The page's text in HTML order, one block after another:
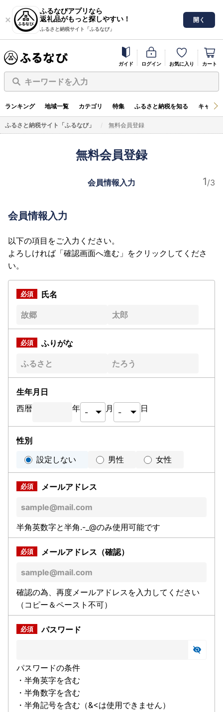
ふるなびアプリなら
返礼品がもっと探しやすい！
ふるさと納税サイト「ふるなび」
開く
ガイド ログイン お気に入り カート
キーワードを入力
ランキング 地域一覧 カテゴリ 特集 ふるさと納税を知る キャン
ふるさと納税サイト「ふるなび」 無料会員登録
無料会員登録
会員情報入力
会員情報入力
以下の項目をご入力ください。
よろしければ「確認画面へ進む」をクリックしてくださ
い。
氏名
ふりがな
生年月日
西暦
年 月 日
性別
設定しない
男性 女性
メールアドレス
半角英数字と半角.-_@のみ使用可能です
メールアドレス（確認）
確認の為、再度メールアドレスを入力してください
（コピー＆ペースト不可）
パスワード
パスワードの条件
・半角英字を含む
・半角数字を含む
・半角記号を含む（&<は使用できません）